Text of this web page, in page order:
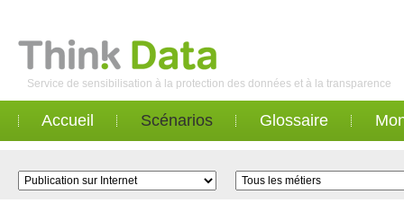
Service de sensibilisation à la protection des données et à la transparence
Accueil Scénarios Glossaire